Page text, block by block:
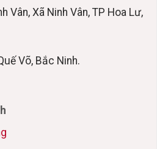
Vân, Xã Ninh Vân, TP Hoa Lư,
Võ, Bắc Ninh.